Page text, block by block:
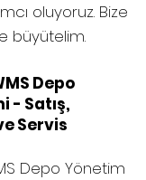
oluyoruz. Bize
büyütelim.
Depo
- Satış,
Servis
Depo Yönetim